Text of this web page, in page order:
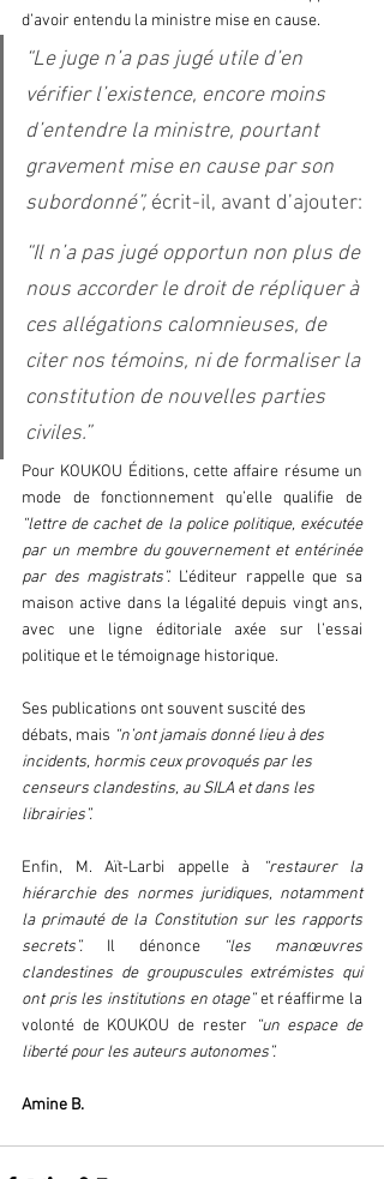
d’avoir entendu la ministre mise en cause.
“Le juge n’a pas jugé utile d’en
vérifier l’existence, encore moins
d’entendre la ministre, pourtant
gravement mise en cause par son
subordonné”, écrit-il, avant d’ajouter:
“Il n’a pas jugé opportun non plus de
nous accorder le droit de répliquer à
ces allégations calomnieuses, de
citer nos témoins, ni de formaliser la
constitution de nouvelles parties
civiles.”
Pour KOUKOU Éditions, cette affaire résume un
“lettre de cachet de la police politique, exécutée
par un membre du gouvernement et entérinée
par des magistrats”. L’éditeur rappelle que sa
maison active dans la légalité depuis vingt ans,
avec une ligne éditoriale axée sur l’essai
politique et le témoignage historique.
Ses publications ont souvent suscité des
débats, mais “n’ont jamais donné lieu à des
incidents, hormis ceux provoqués par les
censeurs clandestins, au SILA et dans les
librairies”.
Enfin, M. Aït-Larbi appelle à “restaurer la
hiérarchie des normes juridiques, notamment
la primauté de la Constitution sur les rapports
secrets”. Il dénonce “les manœuvres
clandestines de groupuscules extrémistes qui
ont pris les institutions en otage” et réaffirme la
volonté de KOUKOU de rester “un espace de
liberté pour les auteurs autonomes”.
Amine B.